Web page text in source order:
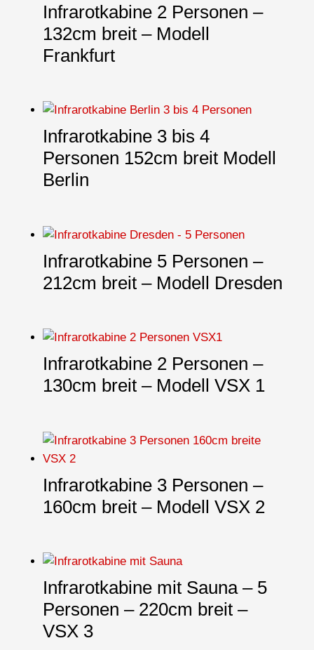
Infrarotkabine 2 Personen –
132cm breit – Modell
Frankfurt
Infrarotkabine 3 bis 4
Personen 152cm breit Modell
Berlin
Infrarotkabine 5 Personen –
212cm breit – Modell Dresden
Infrarotkabine 2 Personen –
130cm breit – Modell VSX 1
Infrarotkabine 3 Personen –
160cm breit – Modell VSX 2
Infrarotkabine mit Sauna – 5
Personen – 220cm breit –
VSX 3